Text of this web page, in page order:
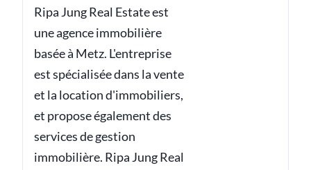
Ripa Jung Real Estate est
une agence immobilière
basée à Metz. L'entreprise
est spécialisée dans la vente
et la location d'immobiliers,
et propose également des
services de gestion
immobilière. Ripa Jung Real